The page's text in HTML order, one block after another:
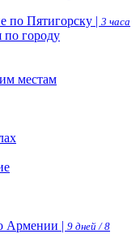
по Пятигорску | 3 часа
по городу
местам
Армении | 9 дней / 8